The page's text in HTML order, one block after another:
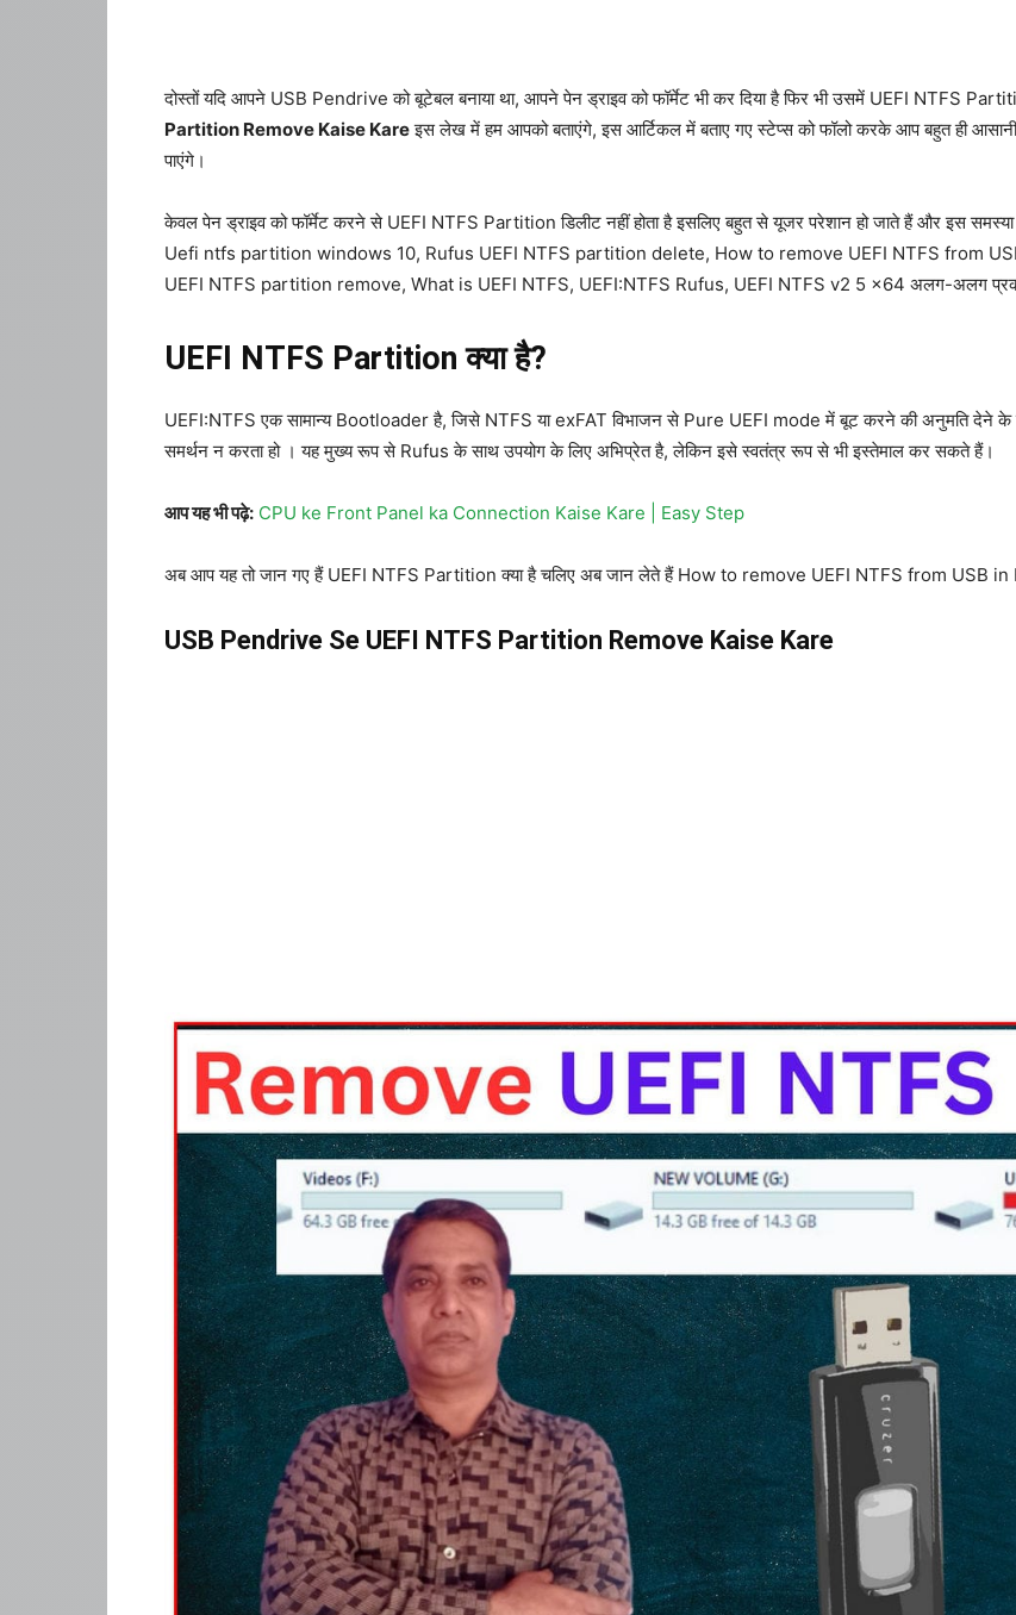
दोस्तों यदि आपने USB Pendrive को बूटेबल बनाया था, आपने पेन ड्राइव को फॉर्मेट भी कर दिया है फिर भी उसमें UEFI NTFS
Partition Remove Kaise Kareइस लेख में हम आपको बताएंगे, इस आर्टिकल में बताए गए स्टेप्स को फॉलो करके आप बहुत ही
पाएंगे।
केवल पेन ड्राइव को फॉर्मेट करने से UEFI NTFS Partition डिलीट नहीं होता है इसलिए बहुत से यूजर परेशान हो जाते हैं और इस
Uefi ntfs partition windows 10, Rufus UEFI NTFS partition delete, How to remove UEFI NTFS from
UEFI NTFS partition remove, What is UEFI NTFS, UEFI:NTFS Rufus, UEFI NTFS v2 5 x64 अलग-अलग
UEFI NTFS Partition क्या है?
UEFI:NTFS एक सामान्य Bootloader है, जिसे NTFS या exFAT विभाजन से Pure UEFI mode में बूट करने की अनुमति देने के
समर्थन न करता हो । यह मुख्य रूप से Rufus के साथ उपयोग के लिए अभिप्रेत है, लेकिन इसे स्वतंत्र रूप से भी इस्तेमाल कर सकते हैं।
आप यह भी पढ़े: CPU ke Front Panel ka Connection Kaise Kare | Easy Step
अब आप यह तो जान गए हैं UEFI NTFS Partition क्या है चलिए अब जान लेते हैं How to remove UEFI NTFS from USB in
USB Pendrive Se UEFI NTFS Partition Remove Kaise Kare